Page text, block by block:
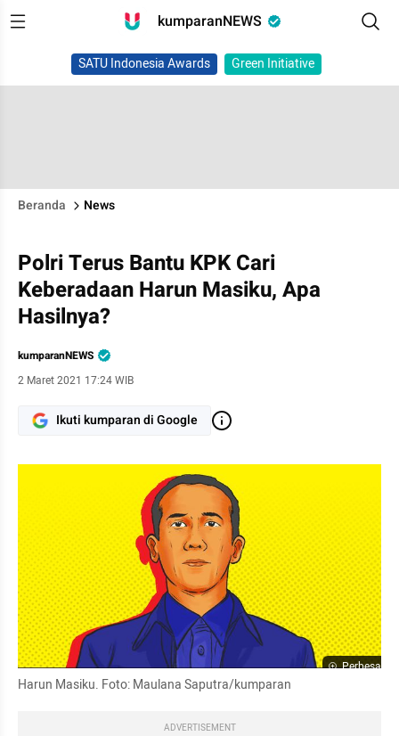
kumparanNEWS
SATU Indonesia Awards Green Initiative
Beranda News
Polri Terus Bantu KPK Cari
Keberadaan Harun Masiku, Apa
Hasilnya?
kumparanNEWS
2 Maret 2021 17:24 WIB
Ikuti kumparan di Google
Perbesar
Harun Masiku. Foto: Maulana Saputra/kumparan
ADVERTISEMENT